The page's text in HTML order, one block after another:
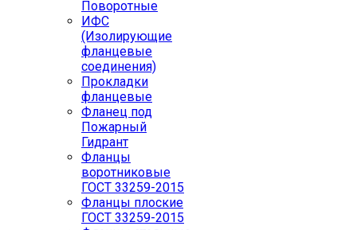
Поворотные
ИФС
(Изолирующие
фланцевые
соединения)
Прокладки
фланцевые
Фланец под
Пожарный
Гидрант
Фланцы
воротниковые
ГОСТ 33259-2015
Фланцы плоские
ГОСТ 33259-2015